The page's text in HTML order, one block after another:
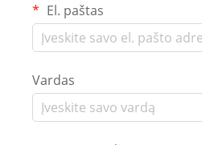
El. paštas
Vardas